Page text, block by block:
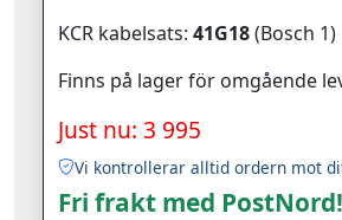
KCR kabelsats: 41G18(Bosch 1)
Finns på lager för omgående
Just nu: 3 995
Vi kontrollerar alltid ordern mot
Fri frakt med PostNord!